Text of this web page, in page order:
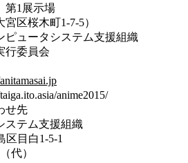
1展示場
区桜木町1-7-5）
ュータシステム支援組織
委員会
anime2015/
せ先
テム支援組織
区目白1-5-1
代）